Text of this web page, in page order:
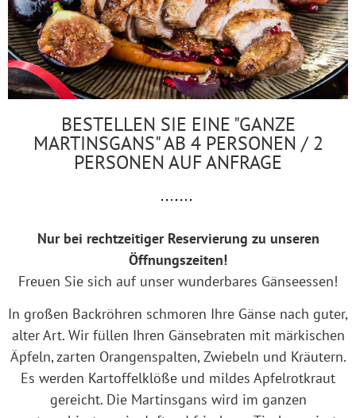
BESTELLEN SIE EINE "GANZE
MARTINSGANS" AB 4 PERSONEN / 2
PERSONEN AUF ANFRAGE
Nur bei rechtzeitiger Reservierung zu unseren
Öffnungszeiten!
Freuen Sie sich auf unser wunderbares Gänseessen!
In großen Backröhren schmoren Ihre Gänse nach guter,
alter Art. Wir füllen Ihren Gänsebraten mit märkischen
Äpfeln, zarten Orangenspalten, Zwiebeln und Kräutern.
Es werden Kartoffelklöße und mildes Apfelrotkraut
gereicht. Die Martinsgans wird im ganzen